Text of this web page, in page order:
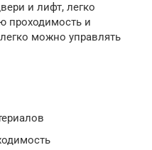
и лифт, легко
проходимость и
можно управлять